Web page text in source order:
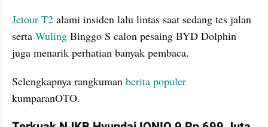
Jetour T2 alami insiden lalu lintas saat sedang tes jalan
serta Wuling Binggo S calon pesaing BYD Dolphin
juga menarik perhatian banyak pembaca.
Selengkapnya rangkuman berita populer
kumparanOTO.